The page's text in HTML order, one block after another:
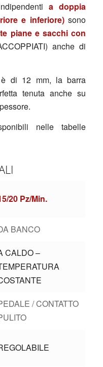
a doppia
e inferiore)sono
piane e sacchi con
anche di
di 12 mm, la barra
tenuta anche su
nelle tabelle
20 Pz/Min.
BANCO
CALDO –
/ CONTATTO